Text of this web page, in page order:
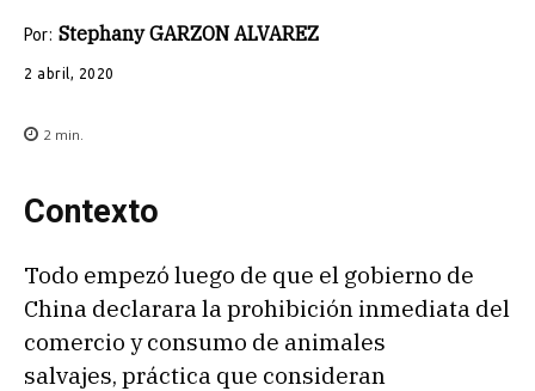
Por: Stephany GARZON ALVAREZ
2 abril, 2020
2 min.
Contexto
Todo empezó luego de que el gobierno de
China declarara la prohibición inmediata del
comercio y consumo de animales
salvajes, práctica que consideran